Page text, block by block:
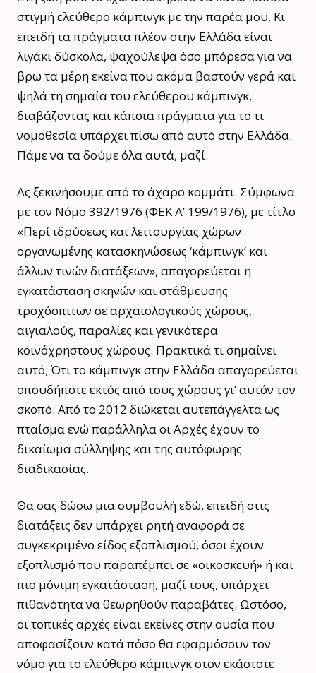
στιγμή ελεύθερο κάμπινγκ με την παρέα μου. Κι
επειδή τα πράγματα πλέον στην Ελλάδα είναι
λιγάκι δύσκολα, ψαχούλεψα όσο μπόρεσα για να
βρω τα μέρη εκείνα που ακόμα βαστούν γερά και
ψηλά τη σημαία του ελεύθερου κάμπινγκ,
διαβάζοντας και κάποια πράγματα για το τι
νομοθεσία υπάρχει πίσω από αυτό στην Ελλάδα.
Πάμε να τα δούμε όλα αυτά, μαζί.
Ας ξεκινήσουμε από το άχαρο κομμάτι. Σύμφωνα
με τον Νόμο 392/1976 (ΦΕΚ Α’ 199/1976), με τίτλο
«Περί ιδρύσεως και λειτουργίας χώρων
οργανωμένης κατασκηνώσεως ‘κάμπινγκ’ και
άλλων τινών διατάξεων», απαγορεύεται η
εγκατάσταση σκηνών και στάθμευσης
τροχόσπιτων σε αρχαιολογικούς χώρους,
αιγιαλούς, παραλίες και γενικότερα
κοινόχρηστους χώρους. Πρακτικά τι σημαίνει
αυτό; Ότι το κάμπινγκ στην Ελλάδα απαγορεύεται
οπουδήποτε εκτός από τους χώρους γι’ αυτόν τον
σκοπό. Από το 2012 διώκεται αυτεπάγγελτα ως
πταίσμα ενώ παράλληλα οι Αρχές έχουν το
δικαίωμα σύλληψης και της αυτόφωρης
διαδικασίας.
Θα σας δώσω μια συμβουλή εδώ, επειδή στις
διατάξεις δεν υπάρχει ρητή αναφορά σε
συγκεκριμένο είδος εξοπλισμού, όσοι έχουν
εξοπλισμό που παραπέμπει σε «οικοσκευή» ή και
πιο μόνιμη εγκατάσταση, μαζί τους, υπάρχει
πιθανότητα να θεωρηθούν παραβάτες. Ωστόσο,
οι τοπικές αρχές είναι εκείνες στην ουσία που
αποφασίζουν κατά πόσο θα εφαρμόσουν τον
νόμο για το ελεύθερο κάμπινγκ στον εκάστοτε